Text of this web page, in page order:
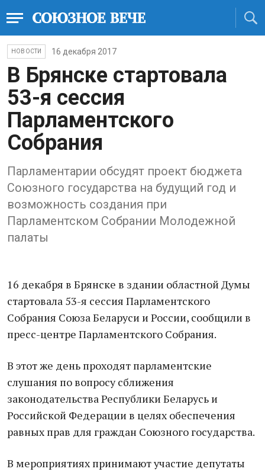
НОВОСТИ 16 декабря 2017
В Брянске стартовала
53-я сессия
Парламентского
Собрания
Парламентарии обсудят проект бюджета
Союзного государства на будущий год и
возможность создания при
Парламентском Собрании Молодежной
палаты
16 декабря в Брянске в здании областной Думы
стартовала 53-я сессия Парламентского
Собрания Союза Беларуси и России, сообщили в
пресс-центре Парламентского Собрания.
В этот же день проходят парламентские
слушания по вопросу сближения
законодательства Республики Беларусь и
Российской Федерации в целях обеспечения
равных прав для граждан Союзного государства.
В мероприятиях принимают участие депутаты